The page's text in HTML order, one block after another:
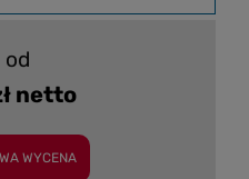
od
netto
WYCENA